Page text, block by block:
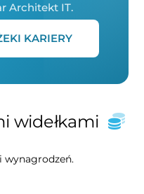
Architekt IT.
KARIERY
widełkami
wynagrodzeń.